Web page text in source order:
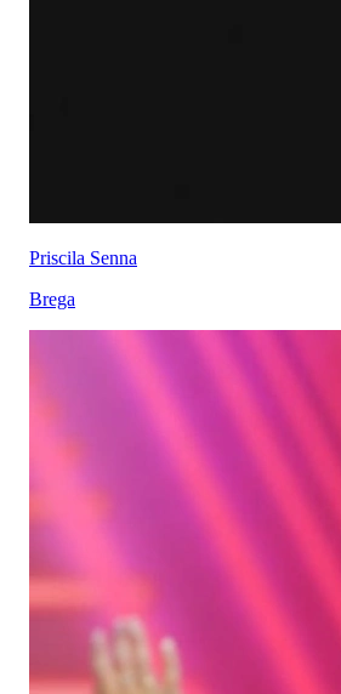
Priscila Senna
Brega